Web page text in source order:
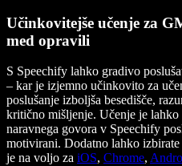
Učinkovitejše učenje za
med opravili
S Speechify lahko gradivo
– kar je izjemno učinkovito za
poslušanje izboljša besedišče,
kritično mišljenje. Učenje je lahko
naravnega govora v Speechify
motivirani. Dodatno lahko
je na voljo za iOS, Chrome,